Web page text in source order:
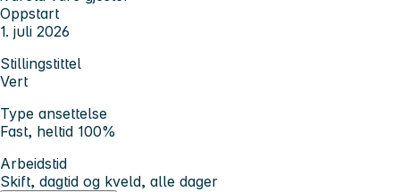
Oppstart
1. juli 2026
Stillingstittel
Vert
Type ansettelse
Fast, heltid 100%
Arbeidstid
Skift, dagtid og kveld, alle dager